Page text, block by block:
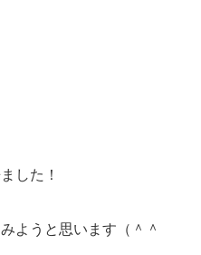
した！
ようと思います（＾＾